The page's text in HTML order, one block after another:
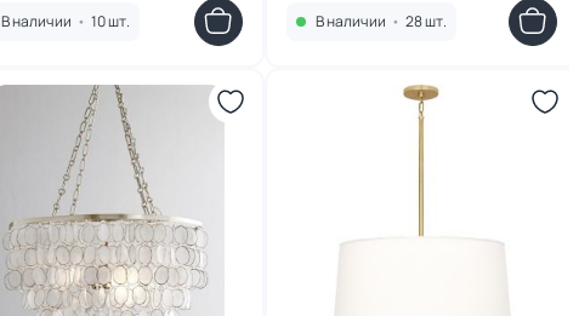
В наличии • 10 шт. В наличии • 28 шт.